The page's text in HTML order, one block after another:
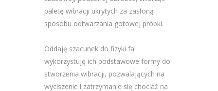
paletę wibracji ukrytych za zasłoną
sposobu odtwarzania gotowej próbki.
Oddaję szacunek do fizyki fal
wykorzystuję ich podstawowe formy do
stworzenia wibracji, pozwalających na
wyciszenie i zatrzymanie się chociaż na